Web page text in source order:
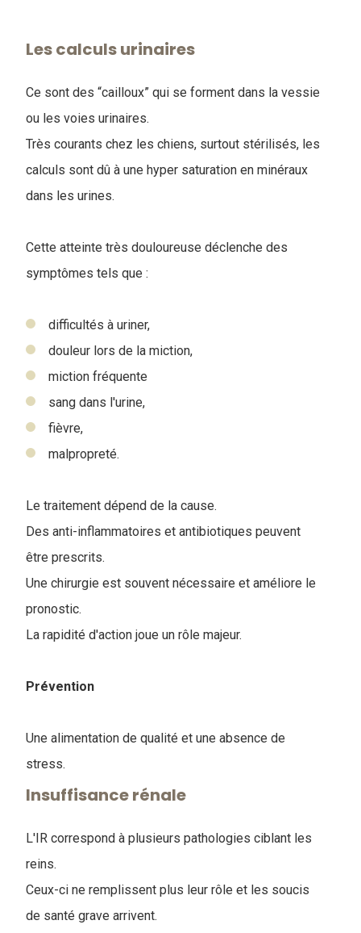
Les calculs urinaires
Ce sont des “cailloux” qui se forment dans la vessie
ou les voies urinaires.
Très courants chez les chiens, surtout stérilisés, les
calculs sont dû à une hyper saturation en minéraux
dans les urines.
Cette atteinte très douloureuse déclenche des
symptômes tels que :
difficultés à uriner,
douleur lors de la miction,
miction fréquente
sang dans l'urine,
fièvre,
malpropreté.
Le traitement dépend de la cause.
Des anti-inflammatoires et antibiotiques peuvent
être prescrits.
Une chirurgie est souvent nécessaire et améliore le
pronostic.
La rapidité d'action joue un rôle majeur.
Prévention
Une alimentation de qualité et une absence de
stress.
Insuffisance rénale
L'IR correspond à plusieurs pathologies ciblant les
reins.
Ceux-ci ne remplissent plus leur rôle et les soucis
de santé grave arrivent.